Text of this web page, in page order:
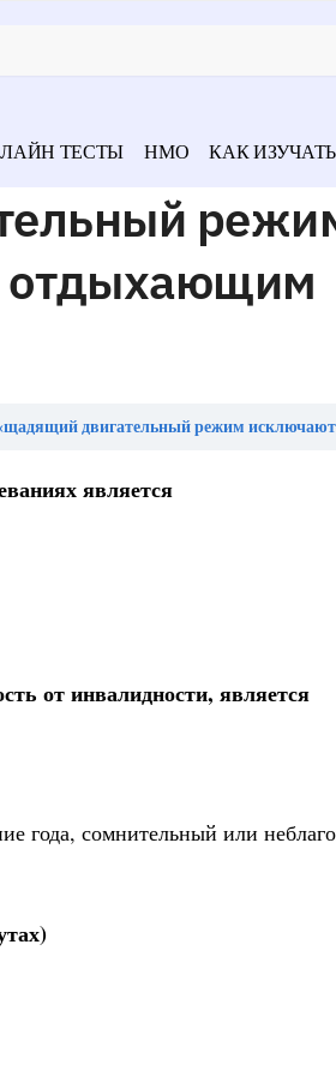
ТЕСТЫ НМО КАК ИЗУЧАТЬ
отдыхающим
двигательный режим исключают для назначения
является
от инвалидности, является
года, сомнительный или